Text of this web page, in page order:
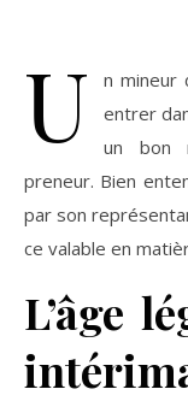
U
n mineur
entrer
un bon
preneur. Bien
par son
ce valable en
L’âge